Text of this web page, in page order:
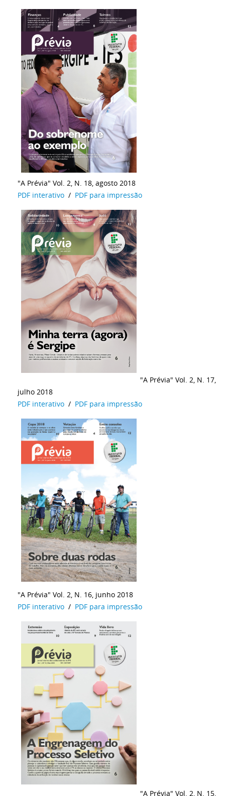
"A Prévia" Vol. 2, N. 18, agosto 2018
PDF interativo / PDF para impressão
"A Prévia" Vol. 2, N. 17,
julho 2018
PDF interativo / PDF para impressão
"A Prévia" Vol. 2, N. 16, junho 2018
PDF interativo / PDF para impressão
"A Prévia" Vol. 2, N. 15,